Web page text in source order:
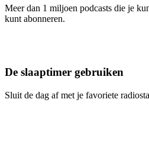
Meer dan 1 miljoen podcasts die je
kunt abonneren.
De slaaptimer gebruiken
Sluit de dag af met je favoriete